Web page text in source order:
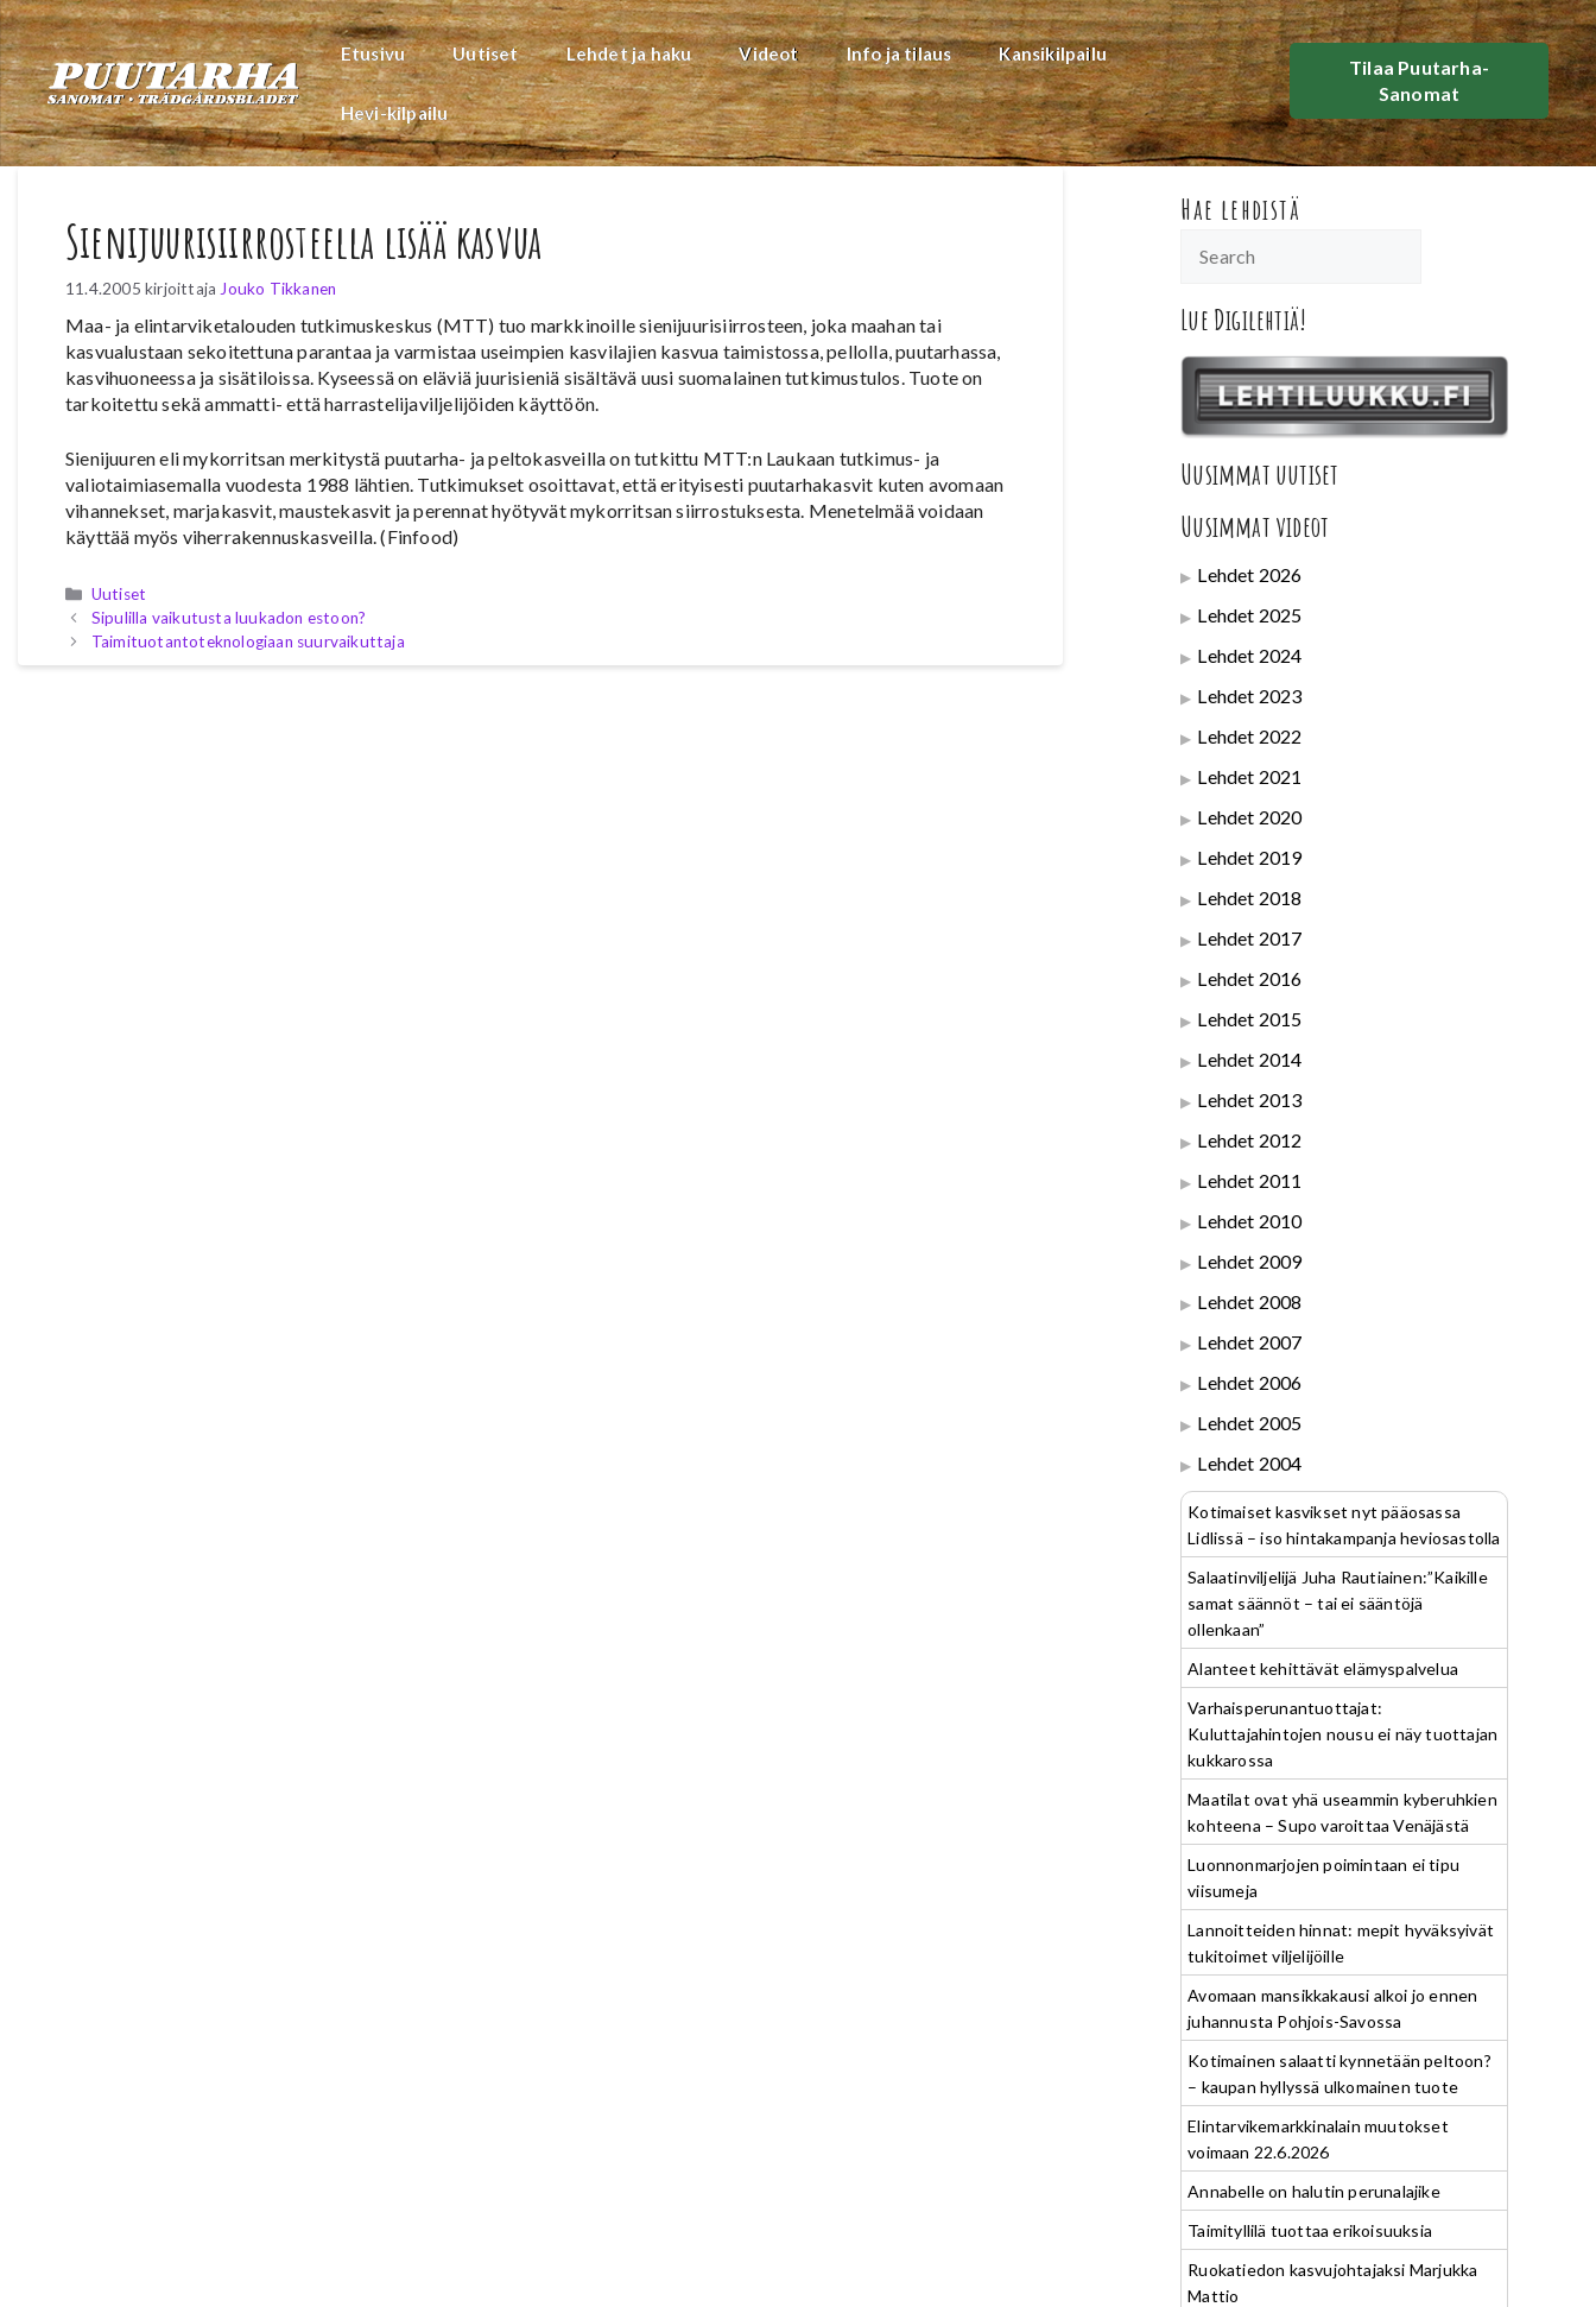
Siirry
sisältöön
Etusivu Uutiset Lehdet ja haku Videot Info ja tilaus Kansikilpailu
Hevi-kilpailu
Tilaa Puutarha-
Sanomat
Sienijuurisiirrosteella lisää kasvua
11.4.2005 kirjoittaja Jouko Tikkanen
Maa- ja elintarviketalouden tutkimuskeskus (MTT) tuo markkinoille sienijuurisiirrosteen, joka maahan tai
kasvualustaan sekoitettuna parantaa ja varmistaa useimpien kasvilajien kasvua taimistossa, pellolla, puutarhassa,
kasvihuoneessa ja sisätiloissa. Kyseessä on eläviä juurisieniä sisältävä uusi suomalainen tutkimustulos. Tuote on
tarkoitettu sekä ammatti- että harrastelijaviljelijöiden käyttöön.
Sienijuuren eli mykorritsan merkitystä puutarha- ja peltokasveilla on tutkittu MTT:n Laukaan tutkimus- ja
valiotaimiasemalla vuodesta 1988 lähtien. Tutkimukset osoittavat, että erityisesti puutarhakasvit kuten avomaan
vihannekset, marjakasvit, maustekasvit ja perennat hyötyvät mykorritsan siirrostuksesta. Menetelmää voidaan
käyttää myös viherrakennuskasveilla. (Finfood)
Kategoriat
Uutiset
Sipulilla vaikutusta luukadon estoon?
Taimituotantoteknologiaan suurvaikuttaja
Hae lehdistä
Lue Digilehtiä!
Uusimmat uutiset
Uusimmat videot
Lehdet 2026
Lehdet 2025
Lehdet 2024
Lehdet 2023
Lehdet 2022
Lehdet 2021
Lehdet 2020
Lehdet 2019
Lehdet 2018
Lehdet 2017
Lehdet 2016
Lehdet 2015
Lehdet 2014
Lehdet 2013
Lehdet 2012
Lehdet 2011
Lehdet 2010
Lehdet 2009
Lehdet 2008
Lehdet 2007
Lehdet 2006
Lehdet 2005
Lehdet 2004
Kotimaiset kasvikset nyt pääosassa
Lidlissä – iso hintakampanja heviosastolla
Salaatinviljelijä Juha Rautiainen:”Kaikille
samat säännöt – tai ei sääntöjä
ollenkaan”
Alanteet kehittävät elämyspalvelua
Varhaisperunantuottajat:
Kuluttajahintojen nousu ei näy tuottajan
kukkarossa
Maatilat ovat yhä useammin kyberuhkien
kohteena – Supo varoittaa Venäjästä
Luonnonmarjojen poimintaan ei tipu
viisumeja
Lannoitteiden hinnat: mepit hyväksyivät
tukitoimet viljelijöille
Avomaan mansikkakausi alkoi jo ennen
juhannusta Pohjois-Savossa
Kotimainen salaatti kynnetään peltoon?
– kaupan hyllyssä ulkomainen tuote
Elintarvikemarkkinalain muutokset
voimaan 22.6.2026
Annabelle on halutin perunalajike
Taimityllilä tuottaa erikoisuuksia
Ruokatiedon kasvujohtajaksi Marjukka
Mattio